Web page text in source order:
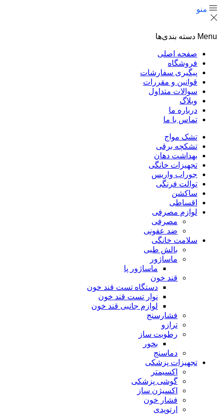
منو
Menu دسته بندی‌ها
صفحه اصلی
فروشگاه
پیگیری سفارشات
قوانین و مقررات
سوالات متداول
وبلاگ
درباره ما
تماس با ما
تشک مواج
تشکچه برقی
بهداشت دهان
تجهیزات خانگی
جوراب واریس
توالت فرنگی
ساکشن
اقساطی
لوازم مصرفی
مصرفی
ضد عفونی
سلامت خانگی
بالش طبی
ماساژور
ماساژور پا
قند خون
دستگاه تست قند خون
نوار تست قند خون
لوازم جانبی قند خون
فشارسنج
ترازو
رطوبت ساز
بخور
دماسنج
تجهیزات پزشکی
اکسیمتر
گوشی پزشکی
اکسیژن ساز
فشار خون
ارتوپدی